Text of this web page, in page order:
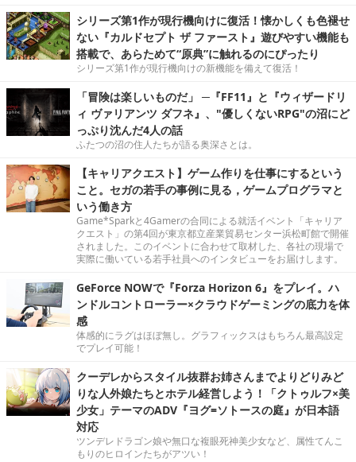
シリーズ第1作が現行機向けに復活！懐かしくも色褪せ
ない『カルドセプト ザ ファースト』遊びやすい機能も
搭載で、あらためて“原典”に触れるのにぴったり
シリーズ第1作が現行機向けの新機能を備えて復活！
「冒険は楽しいものだ」 ─『FF11』と『ウィザードリ
ィ ヴァリアンツ ダフネ』、"優しくないRPG"の沼にど
っぷり沈んだ4人の話
ふたつの沼の住人たちが語る奥深さとは。
【キャリアクエスト】ゲーム作りを仕事にするという
こと。セガの若手の事例に見る，ゲームプログラマと
いう働き方
Game*Sparkと4Gamerの合同による就活イベント「キャリア
クエスト」の第4回が東京都立産業貿易センター浜松町館で開催
されました。このイベントに合わせて取材した、各社の現場で
実際に働いている若手社員へのインタビューをお届けします。
GeForce NOWで『Forza Horizon 6』をプレイ。ハ
ンドルコントローラー×クラウドゲーミングの底力を体
感
体感的にラグはほぼ無し。グラフィックスはもちろん最高設定
でプレイ可能！
クーデレからスタイル抜群お姉さんまでよりどりみど
りな人外娘たちとホテル経営しよう！「クトゥルフ×美
少女」テーマのADV『ヨグ=ソトースの庭』が日本語
対応
ツンデレドラゴン娘や無口な複眼死神美少女など、属性てんこ
もりのヒロインたちがアツい！